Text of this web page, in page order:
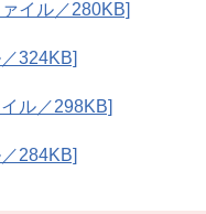
イル／280KB]
324KB]
ル／298KB]
284KB]